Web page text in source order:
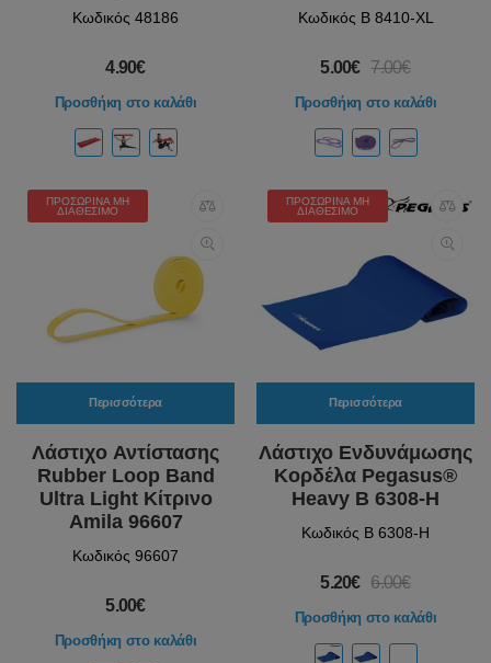
Κωδικός 48186
4.90€
Προσθήκη στο καλάθι
Κωδικός B 8410-XL
5.00€ 7.00€
Προσθήκη στο καλάθι
ΠΡΟΣΩΡΙΝΆ ΜΗ
ΔΙΑΘΈΣΙΜΟ
Περισσότερα
Λάστιχo Αντίστασης
Rubber Loop Band
Ultra Light Κίτρινο
Amila 96607
Κωδικός 96607
5.00€
Προσθήκη στο καλάθι
ΠΡΟΣΩΡΙΝΆ ΜΗ
ΔΙΑΘΈΣΙΜΟ
Περισσότερα
Λάστιχο Ενδυνάμωσης
Κορδέλα Pegasus®
Heavy Β 6308-H
Κωδικός Β 6308-H
5.20€ 6.00€
Προσθήκη στο καλάθι